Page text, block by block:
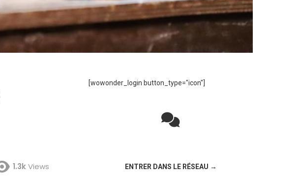
1.3kViews
[wowonder_login button_type="icon"]
ENTRER DANS LE RÉSEAU →